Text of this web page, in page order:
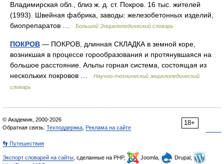
Владимирская обл., близ ж. д. ст. Покров. 16 тыс. жителей
(1993). Швейная фабрика, заводы: железобетонных изделий,
биопрепаратов …
Большой Энциклопедический словарь
ПОКРОВ — ПОКРОВ, длинная СКЛАДКА в земной коре,
возникшая в процессе горообразования и протянувшаяся на
большое расстояние. Альпы горная система, состоящая из
нескольких покровов …
Научно-технический энциклопедический
словарь
18+
© Академик, 2000-2026
Обратная связь: Техподдержка Реклама на сайте
👣 Путешествия
Экспорт словарей на сайты , сделанные на PHP, Joomla,
Drupal,